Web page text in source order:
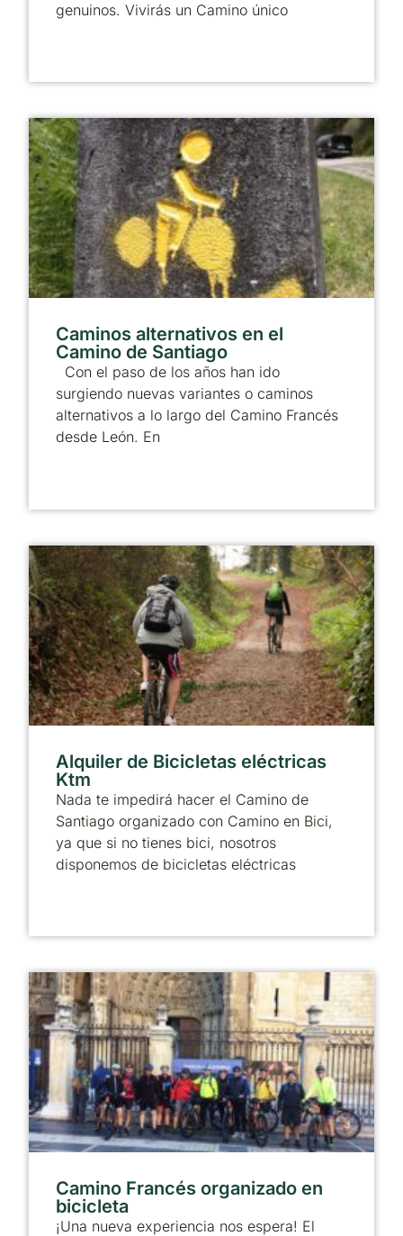
genuinos. Vivirás un Camino único
Caminos alternativos en el
Camino de Santiago
Con el paso de los años han ido
surgiendo nuevas variantes o caminos
alternativos a lo largo del Camino Francés
desde León. En
Alquiler de Bicicletas eléctricas
Ktm
Nada te impedirá hacer el Camino de
Santiago organizado con Camino en Bici,
ya que si no tienes bici, nosotros
disponemos de bicicletas eléctricas
Camino Francés organizado en
bicicleta
¡Una nueva experiencia nos espera! El